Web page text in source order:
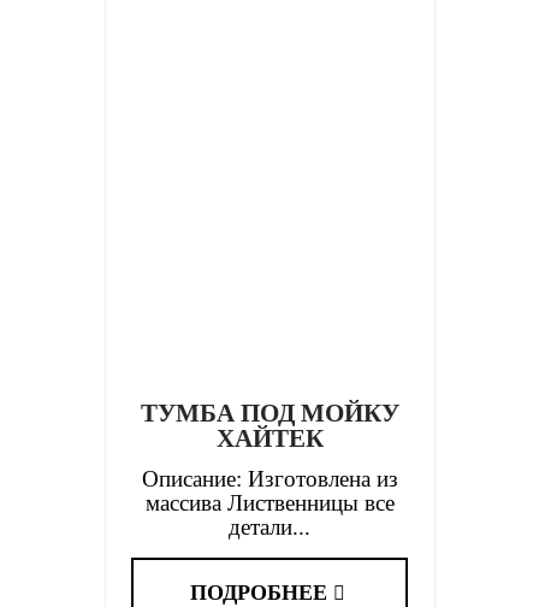
ТУМБА ПОД МОЙКУ
ХАЙТЕК
Описание: Изготовлена из
массива Лиственницы все
детали...
ПОДРОБНЕЕ